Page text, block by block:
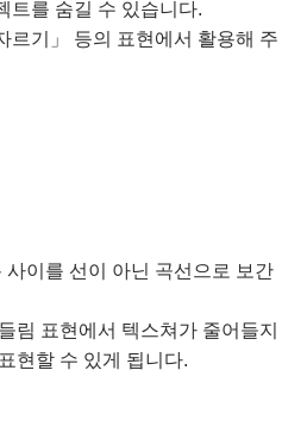
트를 숨길 수 있습니다.
르기」 등의 표현에서 활용해 주
사이를 선이 아닌 곡선으로 보간
림 표현에서 텍스쳐가 줄어들지
현할 수 있게 됩니다.